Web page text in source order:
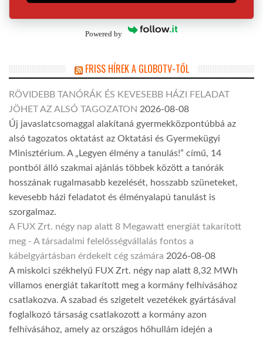
Powered by
FRISS HÍREK A GLOBOTV-TŐL
RÖVIDEBB TANÓRÁK ÉS KEVESEBB HÁZI FELADAT
JÖHET AZ ALSÓ TAGOZATON 2026-08-08
Új javaslatcsomaggal alakítaná gyermekközpontúbbá az
alsó tagozatos oktatást az Oktatási és Gyermekügyi
Minisztérium. A „Legyen élmény a tanulás!” című, 14
pontból álló szakmai ajánlás többek között a tanórák
hosszának rugalmasabb kezelését, hosszabb szüneteket,
kevesebb házi feladatot és élményalapú tanulást is
szorgalmaz.
A FUX Zrt. négy nap alatt 8 Megawatt energiát takarított
meg - A társadalmi felelősségvállalás fontos a
kábelgyártásban érdekelt cég számára 2026-08-08
A miskolci székhelyű FUX Zrt. négy nap alatt 8,32 MWh
villamos energiát takarított meg a kormány felhívásához
csatlakozva. A szabad és szigetelt vezetékek gyártásával
foglalkozó társaság csatlakozott a kormány azon
felhívásához, amely az országos hőhullám idején a